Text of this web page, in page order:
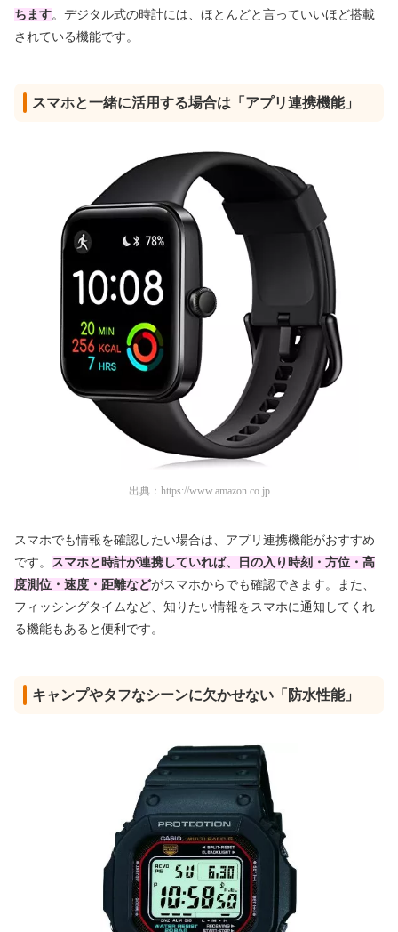
ちます。デジタル式の時計には、ほとんどと言っていいほど搭載
されている機能です。
スマホと一緒に活用する場合は「アプリ連携機能」
出典： https://www.amazon.co.jp
スマホでも情報を確認したい場合は、アプリ連携機能がおすすめ
です。
スマホと時計が連携していれば、日の入り時刻・方位・高
度測位・速度・距離などがスマホからでも確認できます。また、
フィッシングタイムなど、知りたい情報をスマホに通知してくれ
る機能もあると便利です。
キャンプやタフなシーンに欠かせない「防水性能」